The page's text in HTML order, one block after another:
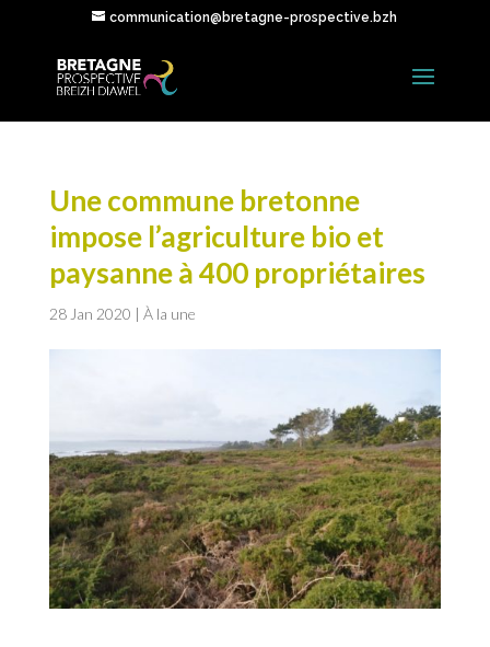
communication@bretagne-prospective.bzh
Une commune bretonne
impose l’agriculture bio et
paysanne à 400 propriétaires
28 Jan 2020 | À la une